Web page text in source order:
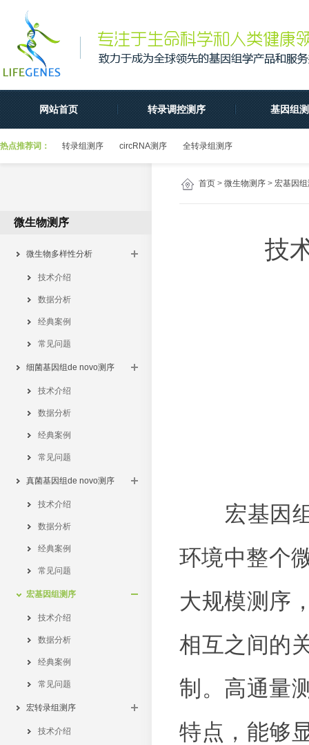
网站首页 转录调控测序 基因组
热点推荐词： 转录组测序 circRNA测序 全转录组测序
首页 > 微生物测序 > 宏基因
微生物测序
微生物多样性分析
技术介绍
数据分析
经典案例
常见问题
细菌基因组de novo测序
技术介绍
数据分析
经典案例
常见问题
真菌基因组de novo测序
技术介绍
数据分析
经典案例
常见问题
宏基因组测序
技术介绍
数据分析
经典案例
常见问题
宏转录组测序
技术介绍
技
宏基因组
环境中整个
大规模测序
相互之间的
制。高通量
特点，能够